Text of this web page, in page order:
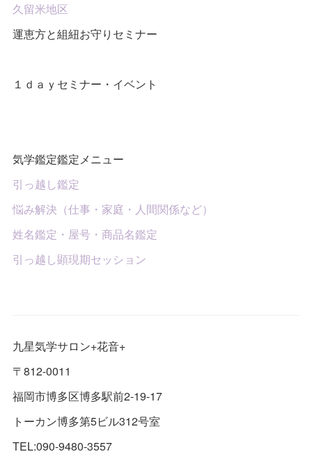
久留米地区
運恵方と組紐お守りセミナー
１ｄａｙセミナー・イベント
気学鑑定鑑定メニュー
引っ越し鑑定
悩み解決（仕事・家庭・人間関係など）
姓名鑑定・屋号・商品名鑑定
引っ越し顕現期セッション
九星気学サロン+花音+
〒812-0011
福岡市博多区博多駅前2-19-17
トーカン博多第5ビル312号室
TEL:090-9480-3557